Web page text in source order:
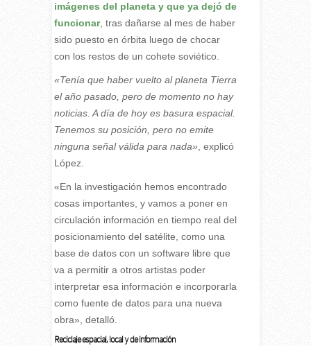
imágenes del planeta y que ya dejó de
funcionar, tras dañarse al mes de haber
sido puesto en órbita luego de chocar
con los restos de un cohete soviético.
«Tenía que haber vuelto al planeta Tierra
el año pasado, pero de momento no hay
noticias. A día de hoy es basura espacial.
Tenemos su posición, pero no emite
ninguna señal válida para nada» , explicó
López.
«En la investigación hemos encontrado
cosas importantes, y vamos a poner en
circulación información en tiempo real del
posicionamiento del satélite, como una
base de datos con un software libre que
va a permitir a otros artistas poder
interpretar esa información e incorporarla
como fuente de datos para una nueva
obra», detalló.
Reciclaje espacial, local y de información